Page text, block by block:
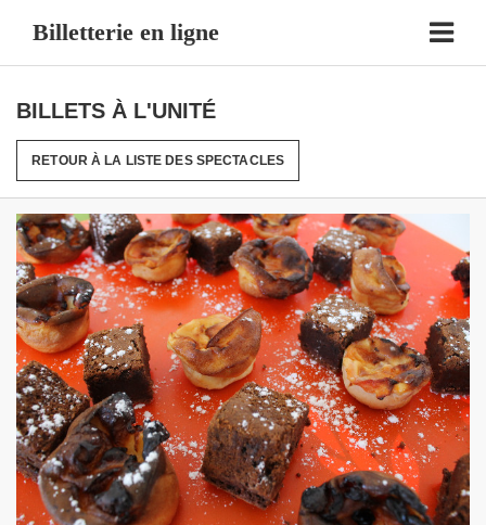
Billetterie en ligne
BILLETS À L'UNITÉ
RETOUR À LA LISTE DES SPECTACLES